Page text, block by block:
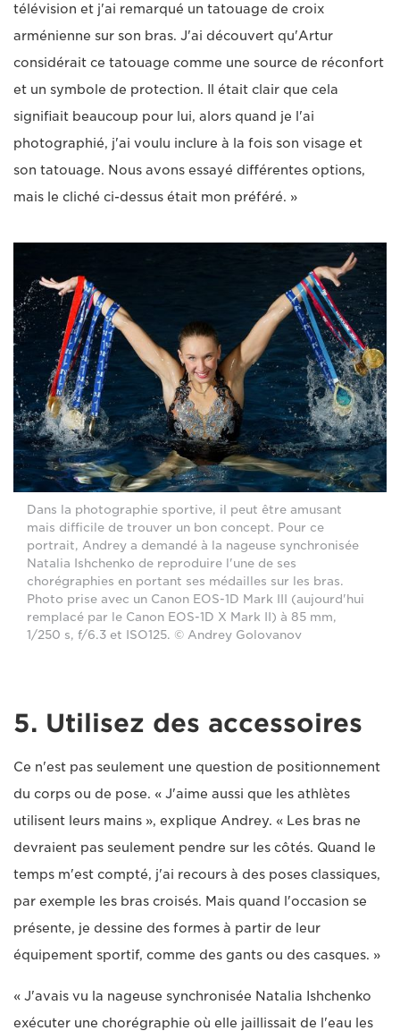
télévision et j'ai remarqué un tatouage de croix
arménienne sur son bras. J'ai découvert qu'Artur
considérait ce tatouage comme une source de réconfort
et un symbole de protection. Il était clair que cela
signifiait beaucoup pour lui, alors quand je l'ai
photographié, j'ai voulu inclure à la fois son visage et
son tatouage. Nous avons essayé différentes options,
mais le cliché ci-dessus était mon préféré. »
Dans la photographie sportive, il peut être amusant
mais difficile de trouver un bon concept. Pour ce
portrait, Andrey a demandé à la nageuse synchronisée
Natalia Ishchenko de reproduire l'une de ses
chorégraphies en portant ses médailles sur les bras.
Photo prise avec un Canon EOS-1D Mark III (aujourd'hui
remplacé par le Canon EOS-1D X Mark II) à 85 mm,
1/250 s, f/6.3 et ISO125. © Andrey Golovanov
5. Utilisez des accessoires
Ce n'est pas seulement une question de positionnement
du corps ou de pose. « J'aime aussi que les athlètes
utilisent leurs mains », explique Andrey. « Les bras ne
devraient pas seulement pendre sur les côtés. Quand le
temps m'est compté, j'ai recours à des poses classiques,
par exemple les bras croisés. Mais quand l'occasion se
présente, je dessine des formes à partir de leur
équipement sportif, comme des gants ou des casques. »
« J'avais vu la nageuse synchronisée Natalia Ishchenko
exécuter une chorégraphie où elle jaillissait de l'eau les